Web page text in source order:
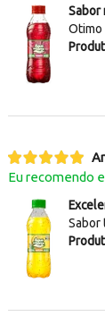
Sabor
Otimo
Eu recomendo
Sabor